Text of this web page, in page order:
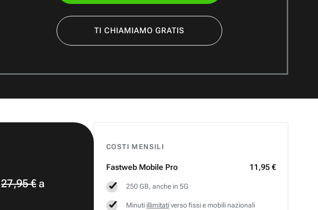
TI CHIAMIAMO GRATIS
COSTI MENSILI
Fastweb Mobile Pro 11,95 €
250 GB, anche in 5G
Minuti illimitativerso fissi e mobili nazionali
27,95 €a